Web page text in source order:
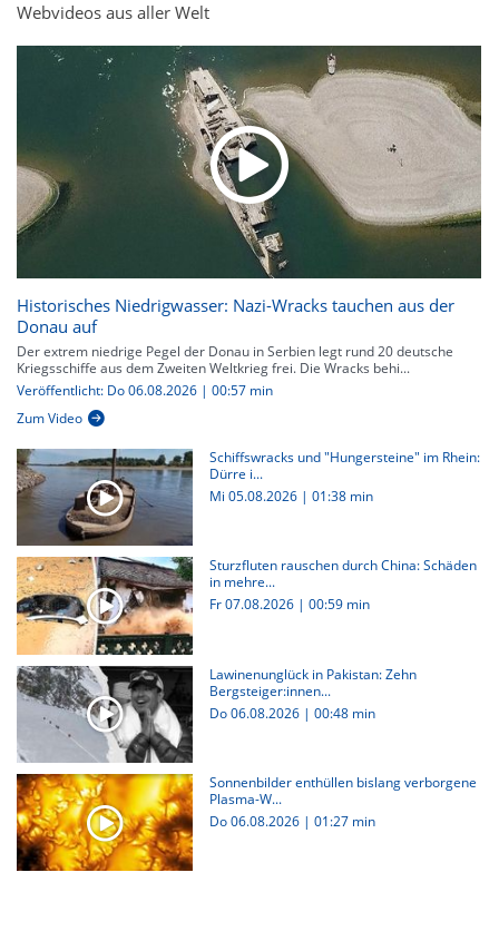
Webvideos aus aller Welt
Historisches Niedrigwasser: Nazi-Wracks tauchen aus der
Donau auf
Der extrem niedrige Pegel der Donau in Serbien legt rund 20 deutsche
Kriegsschiffe aus dem Zweiten Weltkrieg frei. Die Wracks behi...
Veröffentlicht: Do 06.08.2026 | 00:57 min
Zum Video
Schiffswracks und "Hungersteine" im Rhein:
Dürre i...
Mi 05.08.2026 | 01:38 min
Sturzfluten rauschen durch China: Schäden
in mehre...
Fr 07.08.2026 | 00:59 min
Lawinenunglück in Pakistan: Zehn
Bergsteiger:innen...
Do 06.08.2026 | 00:48 min
Sonnenbilder enthüllen bislang verborgene
Plasma-W...
Do 06.08.2026 | 01:27 min